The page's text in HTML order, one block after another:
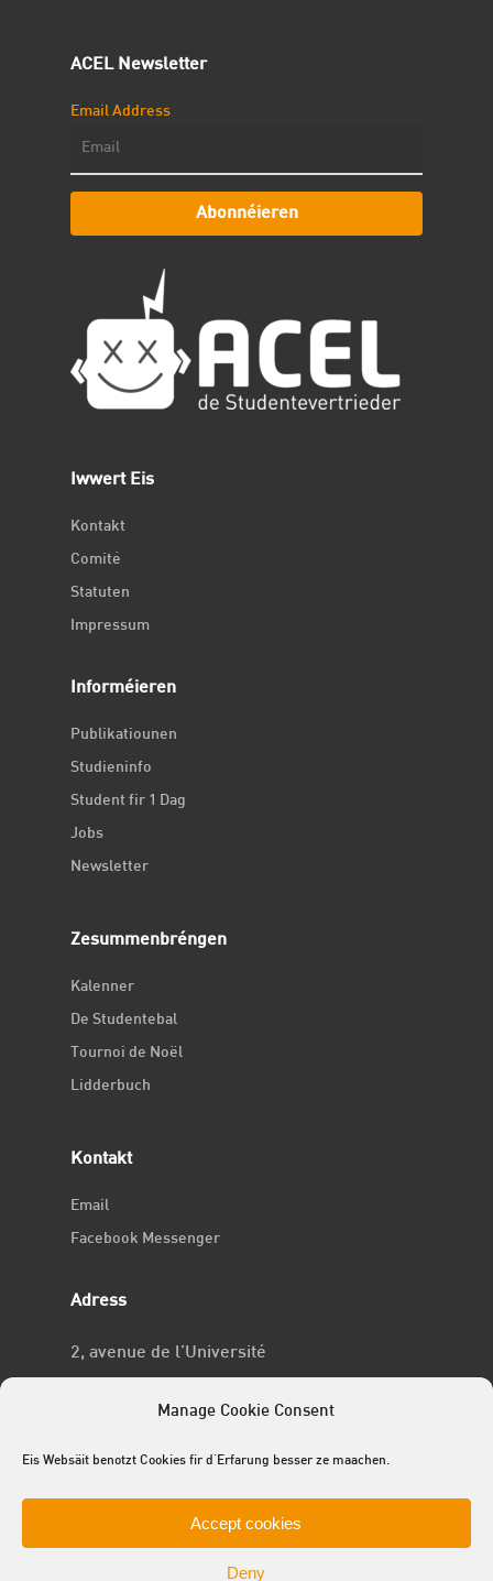
Manage Cookie Consent
Eis Websäit benotzt Cookies fir d'Erfarung besser ze maachen.
Accept cookies
Deny
ACEL Newsletter
Email Address
Abonnéieren
Iwwert Eis
Kontakt
Comité
Statuten
Impressum
Informéieren
Publikatiounen
Studieninfo
Student fir 1 Dag
Jobs
Newsletter
Zesummenbréngen
Kalenner
De Studentebal
Tournoi de Noël
Lidderbuch
Kontakt
Email
Facebook Messenger
Adress
2, avenue de l’Université
No RCSL